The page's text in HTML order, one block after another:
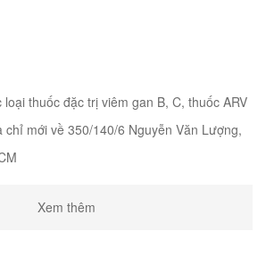
thuốc đặc trị viêm gan B, C, thuốc ARV
chỉ mới về 350/140/6 Nguyễn Văn Lượng,
Xem thêm